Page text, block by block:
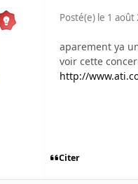
Posté(e) le 1 août
aparement ya
voir cette
http://
Citer